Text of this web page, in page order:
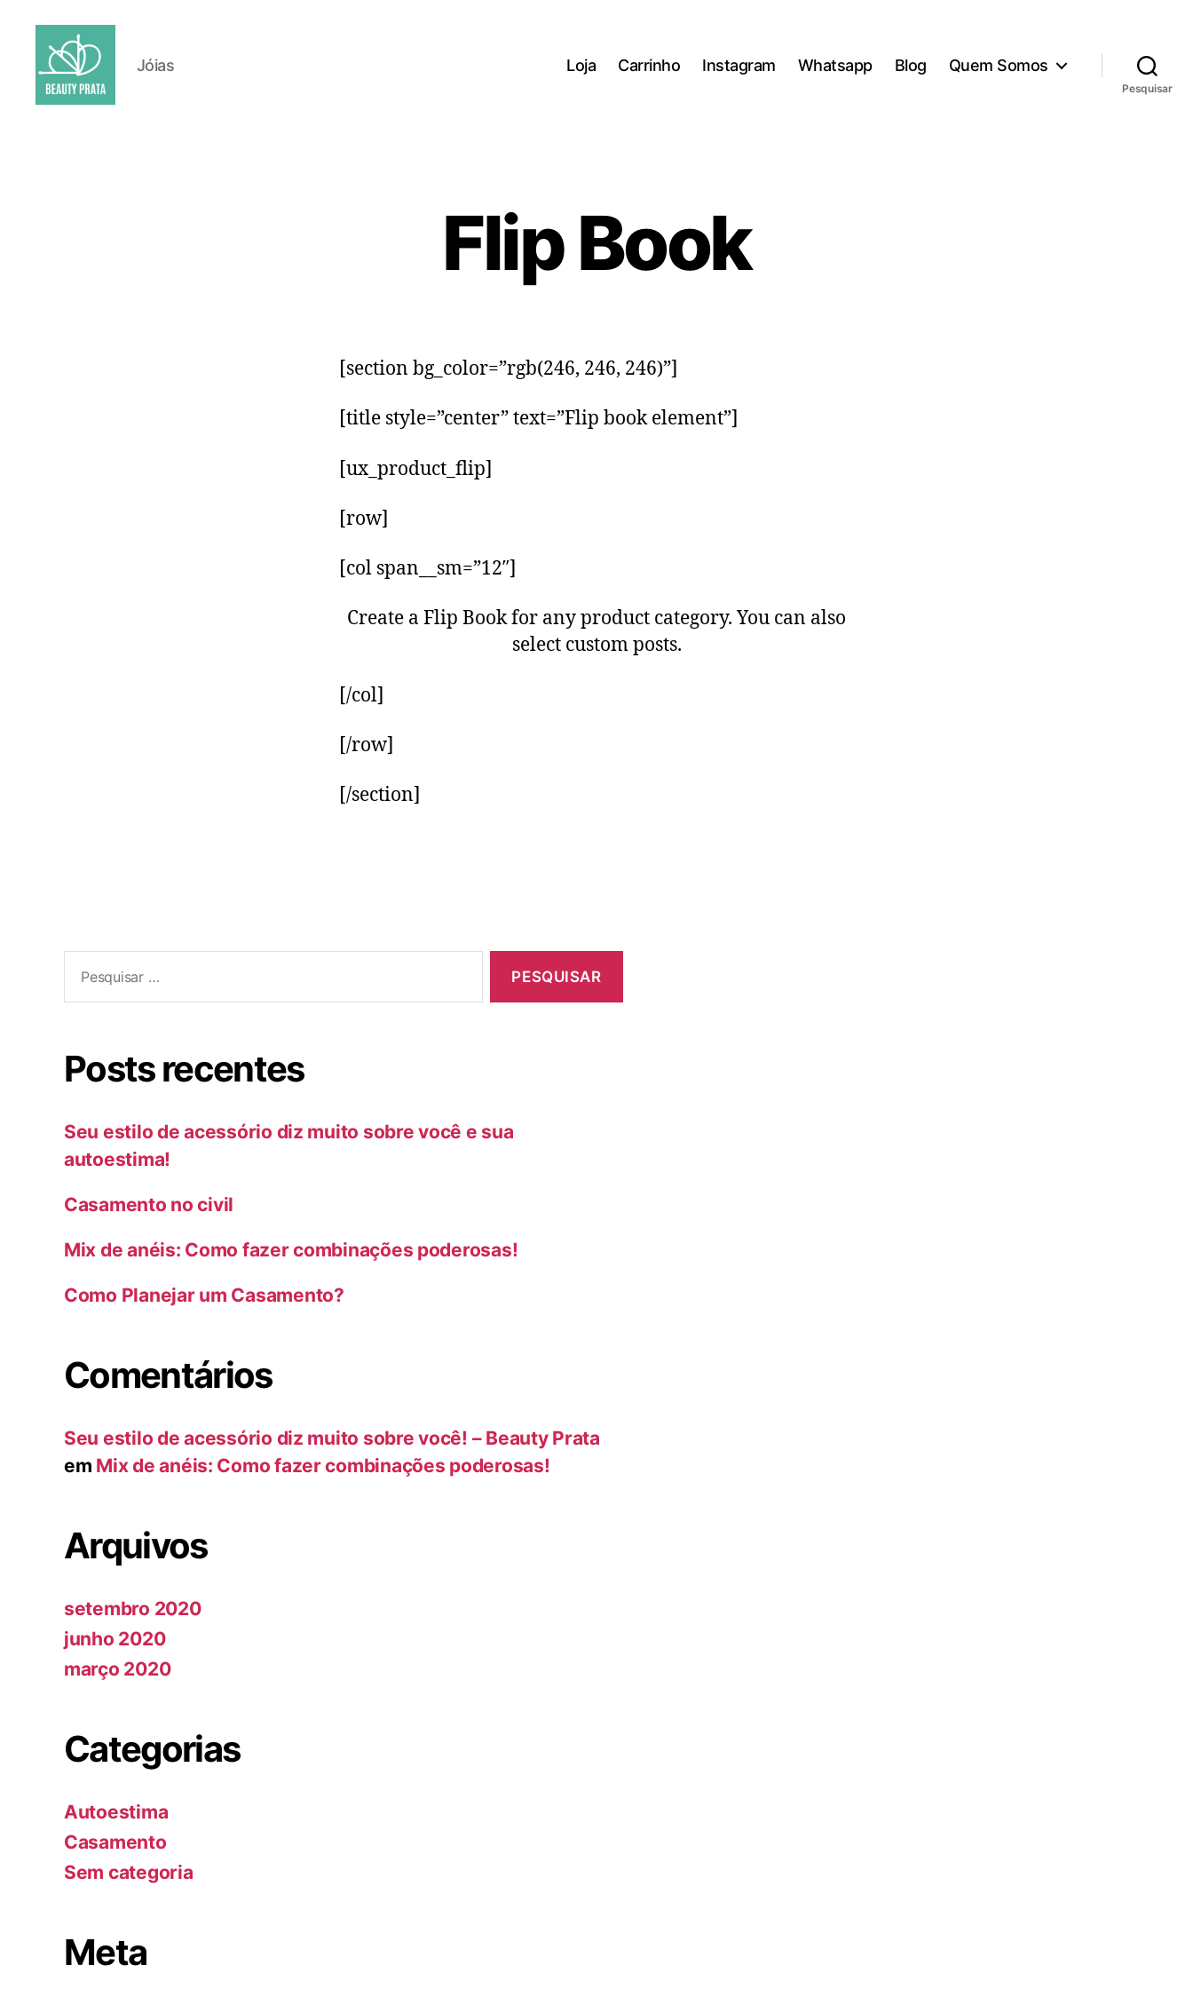
Jóias Loja Carrinho Instagram Whatsapp Blog Quem Somos
Pesquisar
Flip Book
[section bg_color=”rgb(246, 246, 246)”]
[title style=”center” text=”Flip book element”]
[ux_product_flip]
[row]
[col span__sm=”12″]
Create a Flip Book for any product category. You can also
select custom posts.
[/col]
[/row]
[/section]
por:
Posts recentes
Seu estilo de acessório diz muito sobre você e sua
autoestima!
Casamento no civil
Mix de anéis: Como fazer combinações poderosas!
Como Planejar um Casamento?
Comentários
Seu estilo de acessório diz muito sobre você! – Beauty Prata
em Mix de anéis: Como fazer combinações poderosas!
Arquivos
setembro 2020
junho 2020
março 2020
Categorias
Autoestima
Casamento
Sem categoria
Meta